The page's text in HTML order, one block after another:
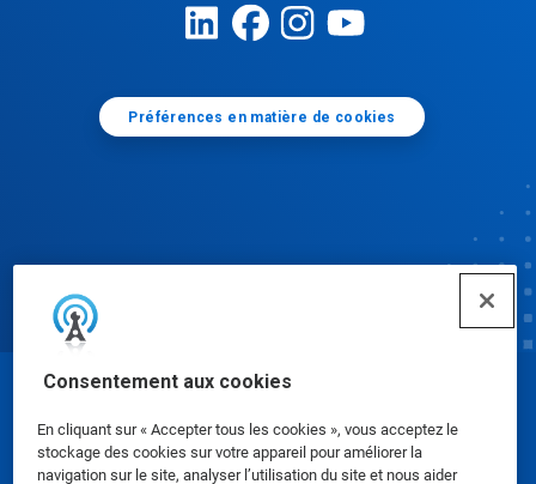
Consentement aux cookies
En cliquant sur « Accepter tous les cookies », vous acceptez le
stockage des cookies sur votre appareil pour améliorer la
navigation sur le site, analyser l’utilisation du site et nous aider
Préférences en matière de cookies
Fiches signalétiques|Politique de confidentialité